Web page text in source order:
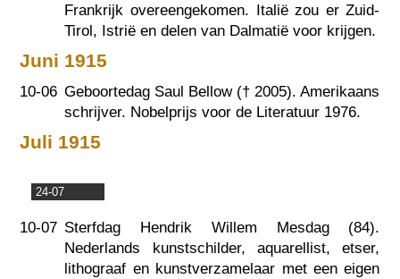
Frankrijk overeengekomen. Italië zou er Zuid-
Tirol, Istrië en delen van Dalmatië voor krijgen.
Juni 1915
10-06 Geboortedag Saul Bellow († 2005). Amerikaans
schrijver. Nobelprijs voor de Literatuur 1976.
Juli 1915
24-07
10-07 Sterfdag Hendrik Willem Mesdag (84).
Nederlands kunstschilder, aquarellist, etser,
lithograaf en kunstverzamelaar met een eigen